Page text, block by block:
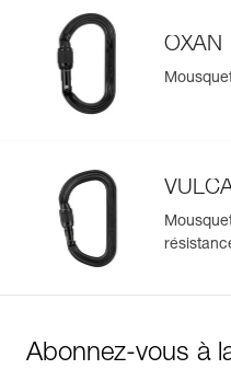
OXAN
Abonnez-vous à